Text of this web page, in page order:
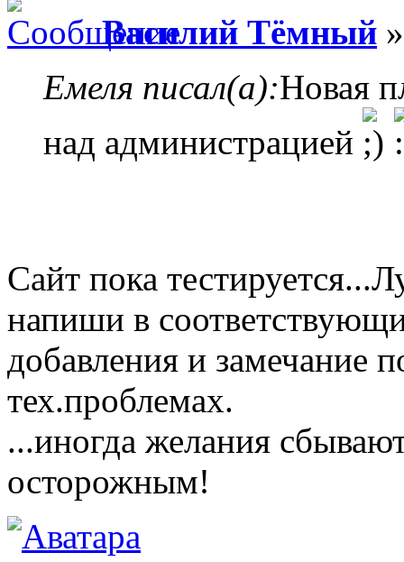
Василий Тёмный
Емеля писал(а):Новая
над администрацией
Сайт пока
напиши в
добавления и замечание
тех.проблемах.
...иногда желания
осторожным!